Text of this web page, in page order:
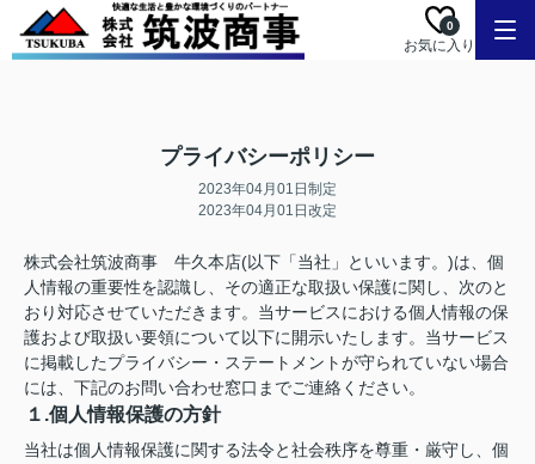
0
お気に入り
プライバシーポリシー
2023年04月01日制定
2023年04月01日改定
株式会社筑波商事 牛久本店(以下「当社」といいます。)は、個
人情報の重要性を認識し、その適正な取扱い保護に関し、次のと
おり対応させていただきます。当サービスにおける個人情報の保
護および取扱い要領について以下に開示いたします。当サービス
に掲載したプライバシー・ステートメントが守られていない場合
には、下記のお問い合わせ窓口までご連絡ください。
１.個人情報保護の方針
当社は個人情報保護に関する法令と社会秩序を尊重・厳守し、個